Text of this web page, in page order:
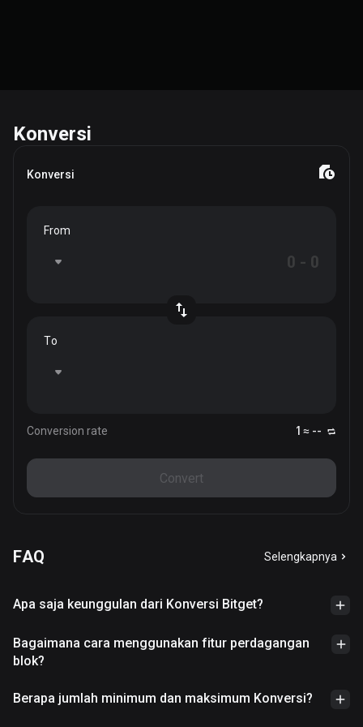
Konversi
Konversi
From
To
Conversion rate 1 ≈ --
Convert
FAQ Selengkapnya
Apa saja keunggulan dari Konversi Bitget?
Bagaimana cara menggunakan fitur perdagangan
blok?
Berapa jumlah minimum dan maksimum Konversi?